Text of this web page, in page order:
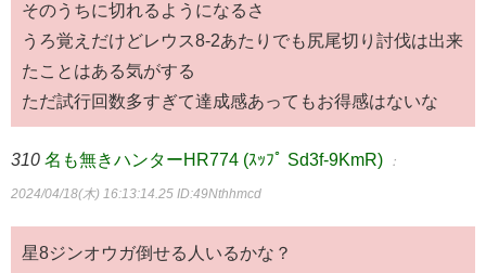
そのうちに切れるようになるさ
うろ覚えだけどレウス8-2あたりでも尻尾切り討伐は出来
たことはある気がする
ただ試行回数多すぎて達成感あってもお得感はないな
310 名も無きハンターHR774 (ｽｯﾌﾟ Sd3f-9KmR) ：
2024/04/18(木) 16:13:14.25 ID:49Nthhmcd
星8ジンオウガ倒せる人いるかな？